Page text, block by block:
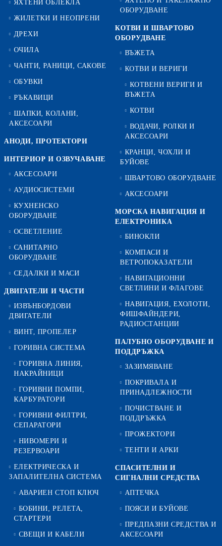
ЯХТЕНИ ОБЛЕКЛА
ЖИЛЕТКИ И НЕОПРЕНИ
ДРЕХИ
ОЧИЛА
ЧАНТИ, РАНИЦИ, САКОВЕ
ОБУВКИ
РЪКАВИЦИ
ШАПКИ, КОЛАНИ,
АКСЕСОАРИ
АНОДИ, ПРОТЕКТОРИ
ИНТЕРИОР И ОЗВУЧАВАНЕ
АКСЕСОАРИ
АУДИОСИСТЕМИ
КУХНЕНСКО
ОБОРУДВАНЕ
ОСВЕТЛЕНИЕ
САНИТАРНО
ОБОРУДВАНЕ
СЕДАЛКИ И МАСИ
ДВИГАТЕЛИ И ЧАСТИ
ИЗВЪНБОРДОВИ
ДВИГАТЕЛИ
ВИНТ, ПРОПЕЛЕР
ГОРИВНА СИСТЕМА
ГОРИВНА ЛИНИЯ,
НАКРАЙНИЦИ
ГОРИВНИ ПОМПИ,
КАРБУРАТОРИ
ГОРИВНИ ФИЛТРИ,
СЕПАРАТОРИ
НИВОМЕРИ И
РЕЗЕРВОАРИ
ЕЛЕКТРИЧЕСКА И
ЗАПАЛИТЕЛНА СИСТЕМА
АВАРИЕН СТОП КЛЮЧ
БОБИНИ, РЕЛЕТА,
СТАРТЕРИ
СВЕЩИ И КАБЕЛИ
ОБОРУДВАНЕ
КОТВИ И ШВАРТОВО
ОБОРУДВАНЕ
ВЪЖЕТА
КОТВИ И ВЕРИГИ
КОТВЕНИ ВЕРИГИ И
ВЪЖЕТА
КОТВИ
ВОДАЧИ, РОЛКИ И
АКСЕСОАРИ
КРАНЦИ, ЧОХЛИ И
БУЙОВЕ
ШВАРТОВО ОБОРУДВАНЕ
АКСЕСОАРИ
МОРСКА НАВИГАЦИЯ И
ЕЛЕКТРОНИКА
БИНОКЛИ
КОМПАСИ И
ВЕТРОПОКАЗАТЕЛИ
НАВИГАЦИОННИ
СВЕТЛИНИ И ФЛАГОВЕ
НАВИГАЦИЯ, ЕХОЛОТИ,
ФИШФАЙНДЕРИ,
РАДИОСТАНЦИИ
ПАЛУБНО ОБОРУДВАНЕ И
ПОДДРЪЖКА
ЗАЗИМЯВАНЕ
ПОКРИВАЛА И
ПРИНАДЛЕЖНОСТИ
ПОЧИСТВАНЕ И
ПОДДРЪЖКА
ПРОЖЕКТОРИ
ТЕНТИ И АРКИ
СПАСИТЕЛНИ И
СИГНАЛНИ СРЕДСТВА
АПТЕЧКА
ПОЯСИ И БУЙОВЕ
ПРЕДПАЗНИ СРЕДСТВА И
АКСЕСОАРИ